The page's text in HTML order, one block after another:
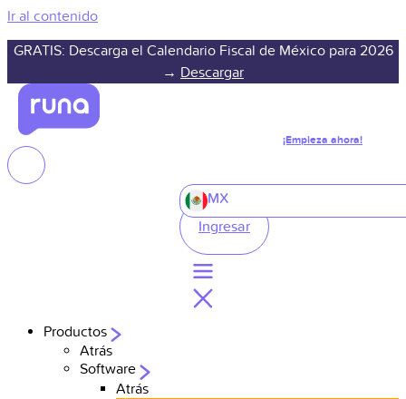
Ir al contenido
GRATIS: Descarga el Calendario Fiscal de México para 2026
→ Descargar
¡Empieza ahora!
MX
Ingresar
Productos
Atrás
Software
Atrás